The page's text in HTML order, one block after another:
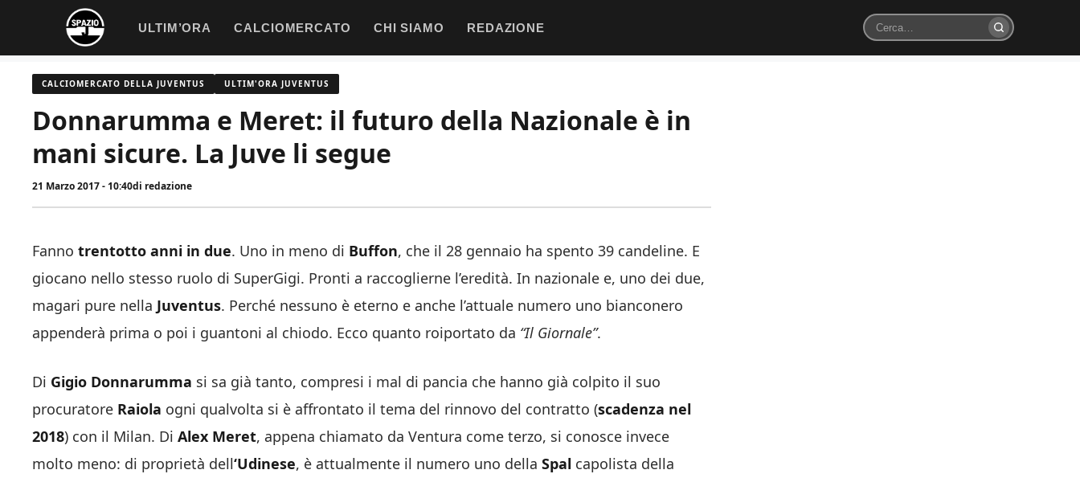
contenuto
ULTIM’ORA CALCIOMERCATO CHI SIAMO REDAZIONE
Cerca
CALCIOMERCATO DELLA JUVENTUS ULTIM'ORA JUVENTUS
Donnarumma e Meret: il futuro della Nazionale è in
mani sicure. La Juve li segue
21 Marzo 2017 - 10:40di redazione
Fanno trentotto anni in due. Uno in meno di Buffon, che il 28 gennaio ha spento 39 candeline. E
giocano nello stesso ruolo di SuperGigi. Pronti a raccoglierne l’eredità. In nazionale e, uno dei due,
magari pure nella Juventus. Perché nessuno è eterno e anche l’attuale numero uno bianconero
appenderà prima o poi i guantoni al chiodo. Ecco quanto roiportato da “Il Giornale”.
Di Gigio Donnarumma si sa già tanto, compresi i mal di pancia che hanno già colpito il suo
procuratore Raiola ogni qualvolta si è affrontato il tema del rinnovo del contratto (scadenza nel
2018) con il Milan. Di Alex Meret, appena chiamato da Ventura come terzo, si conosce invece
molto meno: di proprietà dell‘Udinese, è attualmente il numero uno della Spal capolista della